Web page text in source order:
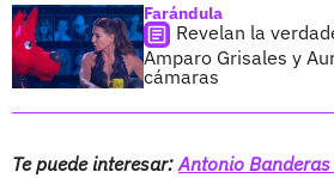
Farándula
Revelan la
Amparo Grisales y
cámaras
Te puede interesar: Antonio